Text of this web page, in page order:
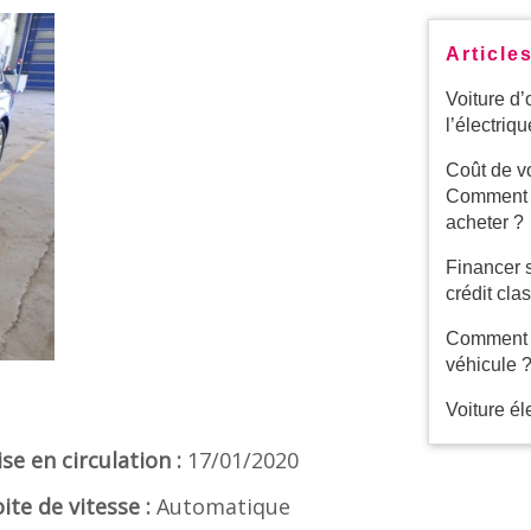
en circulation : 17/01/2020
de vitesse : Automatique
Voiture
Coût de
acheter ?
Financer
crédit
véhicule ?
Voiture